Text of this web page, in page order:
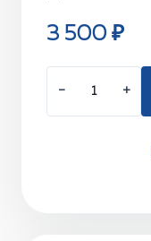
3 500 ₽
− +